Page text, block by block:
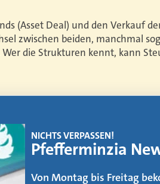
(Asset Deal) und den Verkauf
zwischen beiden, manchmal
die Strukturen kennt, kann
EMAGAZIN
Makler werden
Der Weg vom AOler und